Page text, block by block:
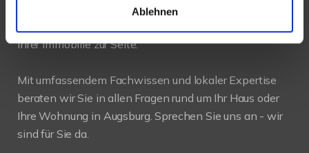
Ablehnen
Immobilienmakler in Augsburg
Ihrer Immobilie zur Seite.
Mit umfassendem Fachwissen und lokaler Expertise
beraten wir Sie in allen Fragen rund um Ihr Haus oder
Ihre Wohnung in Augsburg. Sprechen Sie uns an - wir
sind für Sie da.